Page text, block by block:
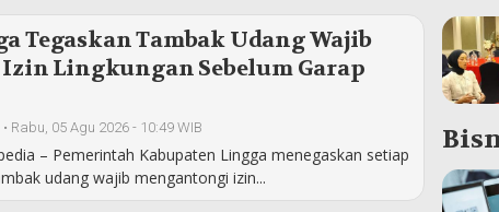
Tegaskan Tambak Udang Wajib
Lingkungan Sebelum Garap
• Rabu, 05 Agu 2026 - 10:49 WIB
– Pemerintah Kabupaten Lingga menegaskan setiap
udang wajib mengantongi izin...